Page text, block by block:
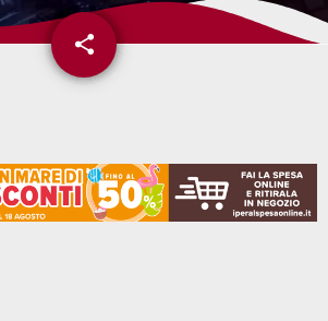
share
email